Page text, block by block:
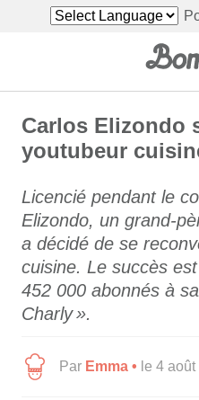
Carlos Elizondo
youtubeur
Licencié pendant le
Elizondo, un grand-
a décidé de se
cuisine. Le succès
452 000 abonnés à
Charly ».
Par Emma • le 4